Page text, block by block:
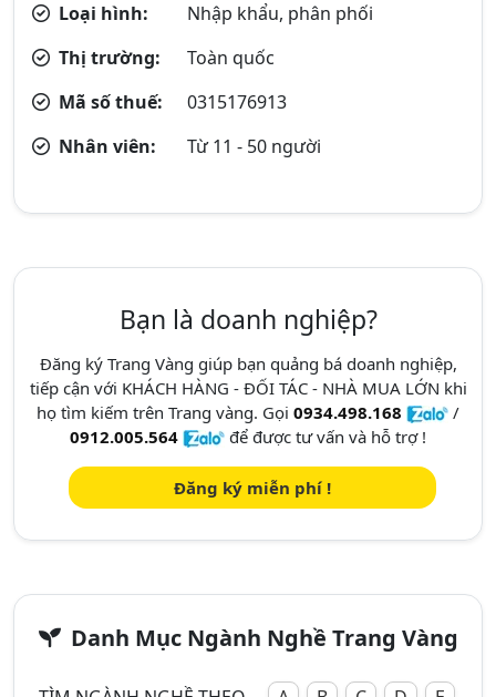
Loại hình:
Nhập khẩu, phân phối
Thị trường:
Toàn quốc
Mã số thuế:
0315176913
Nhân viên:
Từ 11 - 50 người
Bạn là doanh nghiệp?
Đăng ký Trang Vàng giúp bạn quảng bá doanh nghiệp,
tiếp cận với KHÁCH HÀNG - ĐỐI TÁC - NHÀ MUA LỚN khi
họ tìm kiếm trên Trang vàng. Gọi 0934.498.168
/
0912.005.564
để được tư vấn và hỗ trợ !
Đăng ký miễn phí !
Danh Mục Ngành Nghề Trang Vàng